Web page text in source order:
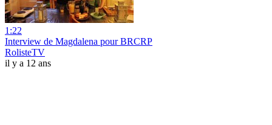
1:22
Interview de Magdalena pour BRCRP
RolisteTV
il y a 12 ans